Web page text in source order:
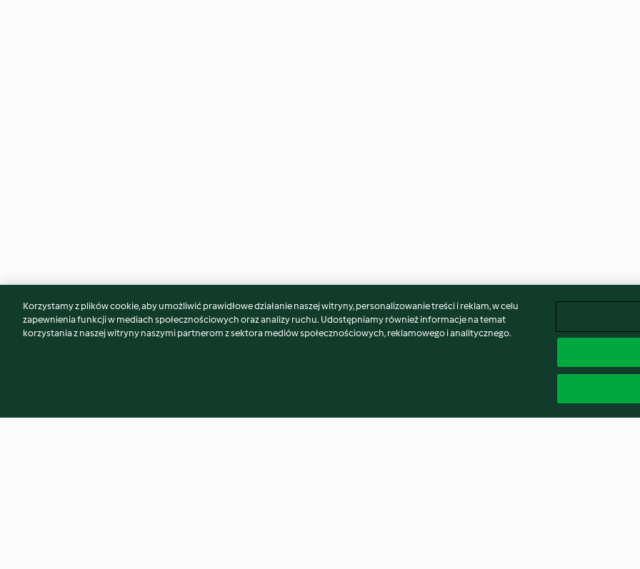
Może spodoba Ci się również...
Korzystamy z plików cookie, aby umożliwić prawidłowe działanie naszej witryny, personalizowanie treści i reklam, w celu
zapewnienia funkcji w mediach społecznościowych oraz analizy ruchu. Udostępniamy również informacje na temat
korzystania z naszej witryny naszymi partnerom z sektora mediów społecznościowych, reklamowego i analitycznego.